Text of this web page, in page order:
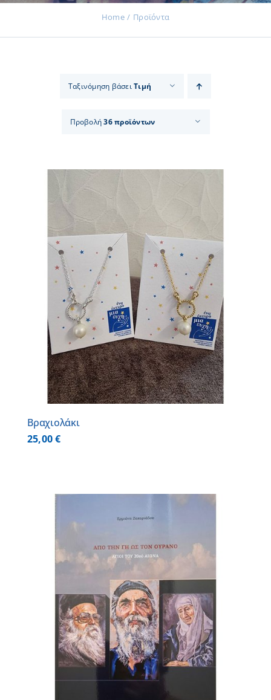
Επικοινωνία
Εισφορές
Home Προϊόντα
Ταξινόμηση βάσειΤιμή
Προβολή36 προϊόντων
Βραχιολάκι
25,00€